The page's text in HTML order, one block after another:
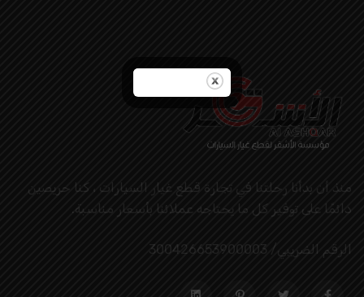
منذ أن بدأنا رحلتنا في تجارة قطع غيار السيارات ، كنا حريصين
دائمًا على توفير كل ما يحتاجه عملائنا بأسعار مناسبة.
الرقم الضريبي/ 300426653900003